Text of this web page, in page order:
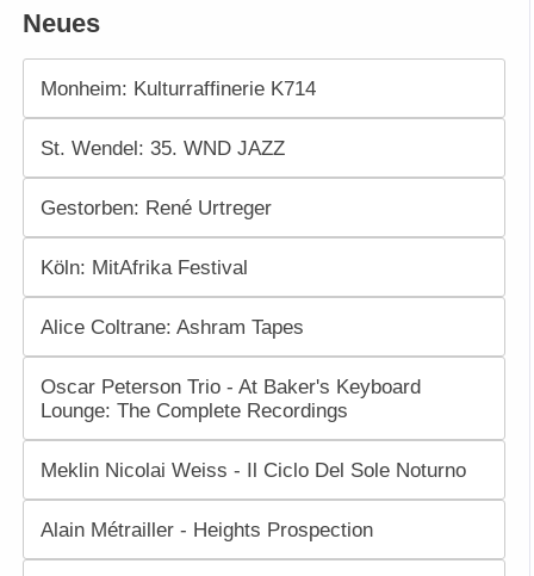
Neues
Monheim: Kulturraffinerie K714
St. Wendel: 35. WND JAZZ
Gestorben: René Urtreger
Köln: MitAfrika Festival
Alice Coltrane: Ashram Tapes
Oscar Peterson Trio - At Baker's Keyboard
Lounge: The Complete Recordings
Meklin Nicolai Weiss - Il Ciclo Del Sole Noturno
Alain Métrailler - Heights Prospection